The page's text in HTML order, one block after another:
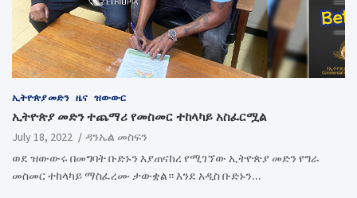
ኢትዮጵያ መድን ዜና ዝውውር
ኢትዮጵያ መድን ተጨማሪ የመስመር ተከላካይ አስፈርሟል
July 18, 2022
ዳንኤል መስፍን
ወደ ዝውውሩ በመግባት ቡድኑን እያጠናከረ የሚገኘው ኢትዮጵያ መድን የግራ
መስመር ተከላካይ ማስፈረሙ ታውቋል። እንደ አዲስ ቡድኑን…